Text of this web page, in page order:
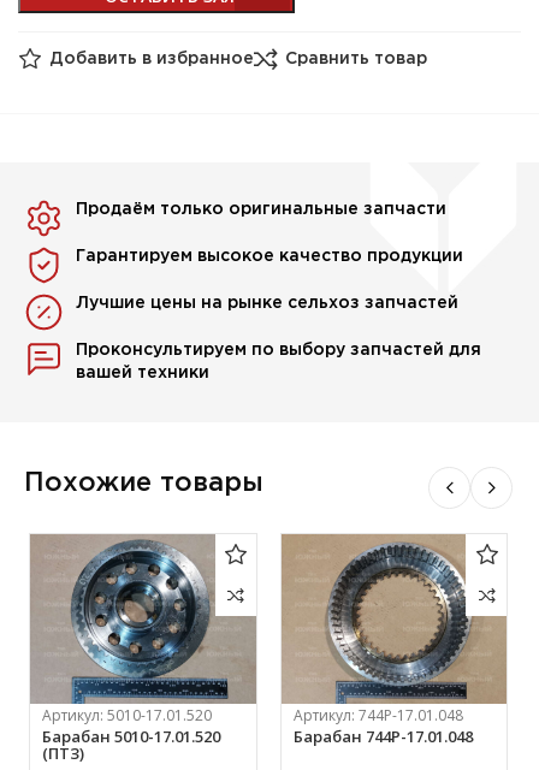
Добавить в избранное Сравнить товар
Продаём только оригинальные запчасти
Гарантируем высокое качество продукции
Лучшие цены на рынке сельхоз запчастей
Проконсультируем по выбору запчастей для
вашей техники
Похожие товары
Артикул:5010-17.01.520
Барабан 5010-17.01.520
(ПТЗ)
Артикул: 744Р-17.01.048
Барабан 744Р-17.01.048